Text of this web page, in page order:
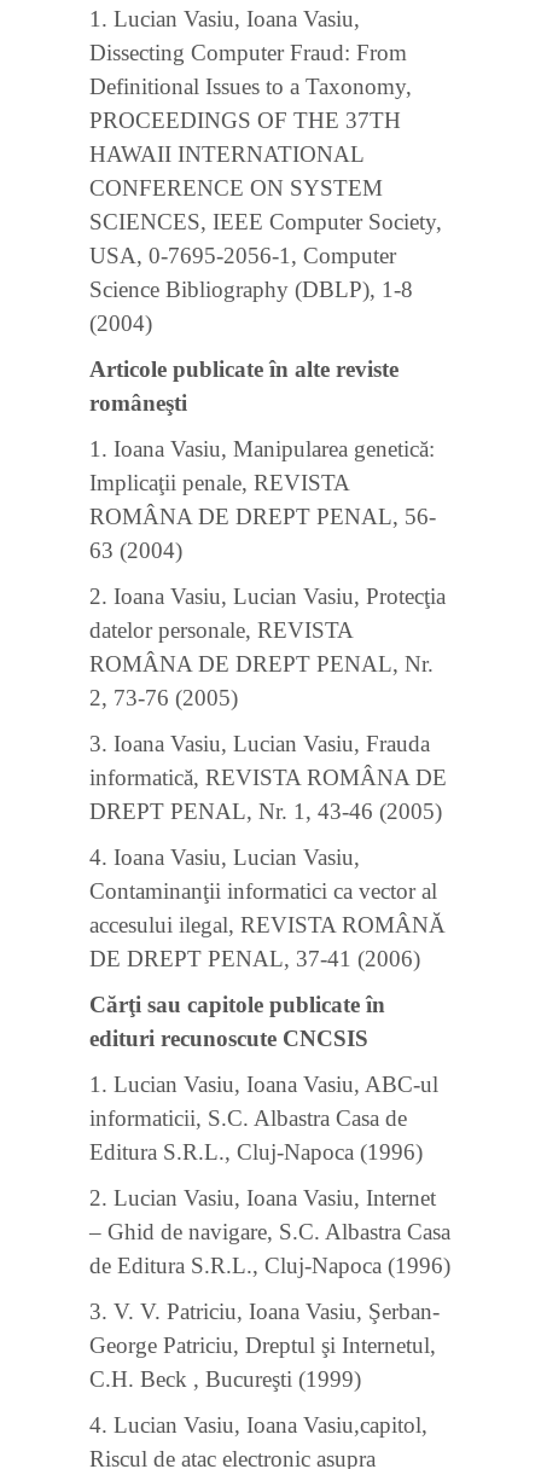
1. Lucian Vasiu, Ioana Vasiu,
Dissecting Computer Fraud: From
Definitional Issues to a Taxonomy,
PROCEEDINGS OF THE 37TH
HAWAII INTERNATIONAL
CONFERENCE ON SYSTEM
SCIENCES, IEEE Computer Society,
USA, 0-7695-2056-1, Computer
Science Bibliography (DBLP), 1-8
(2004)
Articole publicate în alte reviste
româneşti
1. Ioana Vasiu, Manipularea genetică:
Implicaţii penale, REVISTA
ROMÂNA DE DREPT PENAL, 56-
63 (2004)
2. Ioana Vasiu, Lucian Vasiu, Protecţia
datelor personale, REVISTA
ROMÂNA DE DREPT PENAL, Nr.
2, 73-76 (2005)
3. Ioana Vasiu, Lucian Vasiu, Frauda
informatică, REVISTA ROMÂNA DE
DREPT PENAL, Nr. 1, 43-46 (2005)
4. Ioana Vasiu, Lucian Vasiu,
Contaminanţii informatici ca vector al
accesului ilegal, REVISTA ROMÂNĂ
DE DREPT PENAL, 37-41 (2006)
Cărţi sau capitole publicate în
edituri recunoscute CNCSIS
1. Lucian Vasiu, Ioana Vasiu, ABC-ul
informaticii, S.C. Albastra Casa de
Editura S.R.L., Cluj-Napoca (1996)
2. Lucian Vasiu, Ioana Vasiu, Internet
– Ghid de navigare, S.C. Albastra Casa
de Editura S.R.L., Cluj-Napoca (1996)
3. V. V. Patriciu, Ioana Vasiu, Şerban-
George Patriciu, Dreptul şi Internetul,
C.H. Beck , Bucureşti (1999)
4. Lucian Vasiu, Ioana Vasiu,capitol,
Riscul de atac electronic asupra